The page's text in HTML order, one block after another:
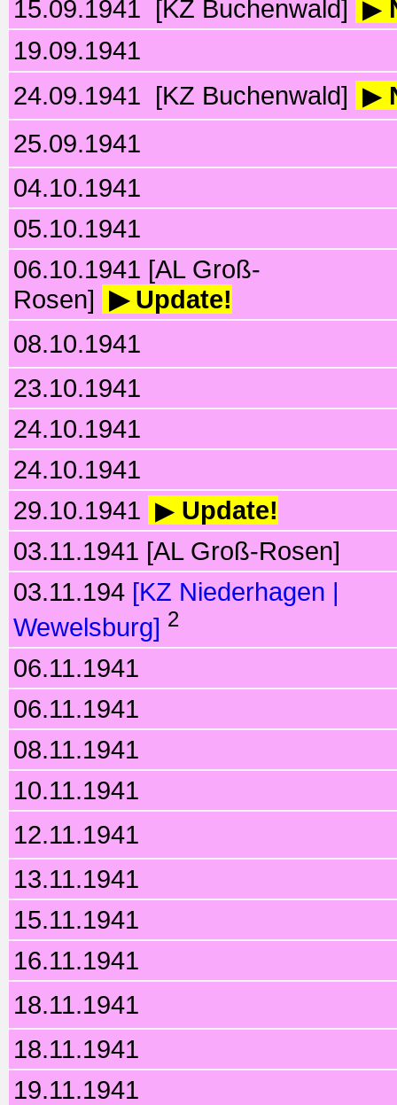
15.09.1941 [KZ Buchenwald] ▶
19.09.1941
24.09.1941 [KZ Buchenwald] ▶
25.09.1941
04.10.1941
05.10.1941
06.10.1941 [AL Groß-
Rosen] ▶ Update!
08.10.1941
23.10.1941
24.10.1941
24.10.1941
29.10.1941 ▶ Update!
03.11.1941 [AL Groß-Rosen]
03.11.194 [KZ Niederhagen |
Wewelsburg] 2
06.11.1941
06.11.1941
08.11.1941
10.11.1941
12.11.1941
13.11.1941
15.11.1941
16.11.1941
18.11.1941
18.11.1941
19.11.1941